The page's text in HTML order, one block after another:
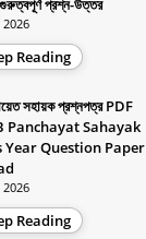
প্রশ্ন-উত্তর
2026
Reading
সহায়ক প্রশ্নপত্র PDF
Panchayat Sahayak
Year Question Paper
2026
Reading